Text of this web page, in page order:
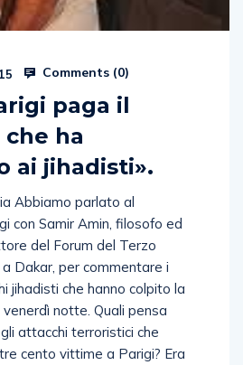
Comments (0)
paga il
ha
ai jihadisti».
Abbiamo parlato al
con Samir Amin, filosofo ed
del Forum del Terzo
Dakar, per commentare i
jihadisti che hanno colpito la
notte. Quali pensa
attacchi terroristici che
cento vittime a Parigi? Era